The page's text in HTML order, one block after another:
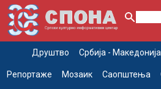
Друштво Србија - Македонија
Репортаже Мозаик Саопштења